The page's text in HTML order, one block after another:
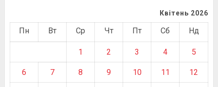
Квітень 2026
Пн Вт Ср Чт Пт Сб Нд
1 2 3 4 5
6 7 8 9 10 11 12